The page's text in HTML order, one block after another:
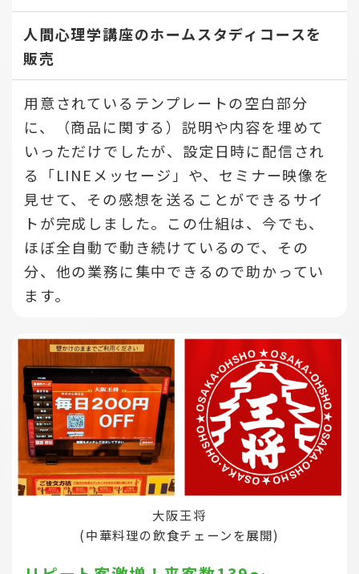
人間心理学講座のホームスタディコースを
販売
用意されているテンプレートの空白部分
に、（商品に関する）説明や内容を埋めて
いっただけでしたが、設定日時に配信され
る「LINEメッセージ」や、セミナー映像を
見せて、その感想を送ることができるサイ
トが完成しました。この仕組は、今でも、
ほぼ全自動で動き続けているので、その
分、他の業務に集中できるので助かってい
ます。
大阪王将
(中華料理の飲食チェーンを展開)